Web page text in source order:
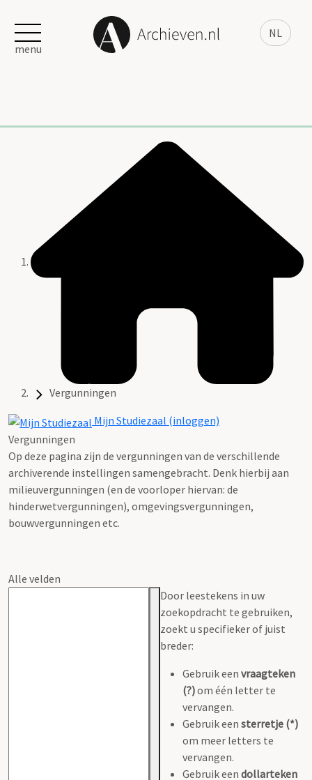
NL
menu
Vergunningen
Mijn Studiezaal (inloggen)
Vergunningen
Op deze pagina zijn de vergunningen van de verschillende
archiverende instellingen samengebracht. Denk hierbij aan
milieuvergunningen (en de voorloper hiervan: de
hinderwetvergunningen), omgevingsvergunningen,
bouwvergunningen etc.
Alle velden
Door leestekens in uw
zoekopdracht te gebruiken,
zoekt u specifieker of juist
breder:
Gebruik een vraagteken
(?)om één letter te
vervangen.
Gebruik een sterretje (*)
om meer letters te
vervangen.
Gebruik een dollarteken